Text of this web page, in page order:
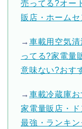
売ってる?オー
販店・ホーム
→ 車載用空気
ってる?家電量
意味ない?おす
→ 車載冷蔵庫
家電量販店・ド
最強・ランキ